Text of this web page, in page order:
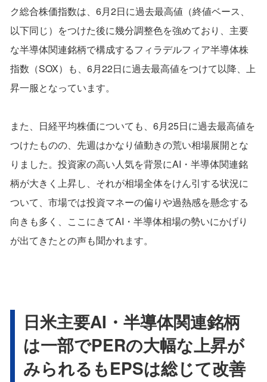
ク総合株価指数は、6月2日に過去最高値（終値ベース、
以下同じ）をつけた後に幾分調整色を強めており、主要
な半導体関連銘柄で構成するフィラデルフィア半導体株
指数（SOX）も、6月22日に過去最高値をつけて以降、上
昇一服となっています。
また、日経平均株価についても、6月25日に過去最高値を
つけたものの、先週はかなり値動きの荒い相場展開とな
りました。投資家の高い人気を背景にAI・半導体関連銘
柄が大きく上昇し、それが相場全体をけん引する状況に
ついて、市場では投資マネーの偏りや過熱感を懸念する
向きも多く、ここにきてAI・半導体相場の勢いにかげり
が出てきたとの声も聞かれます。
日米主要AI・半導体関連銘柄
は一部でPERの大幅な上昇が
みられるもEPSは総じて改善